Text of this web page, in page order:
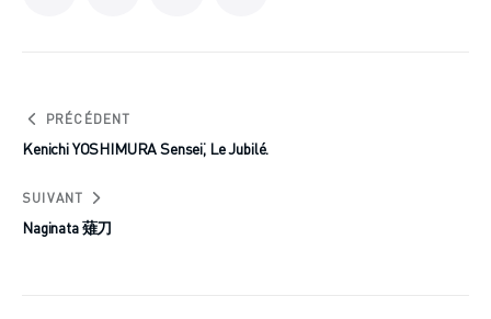
PRÉCÉDENT
Kenichi YOSHIMURA Senseï, Le Jubilé.
SUIVANT
Naginata 薙刀